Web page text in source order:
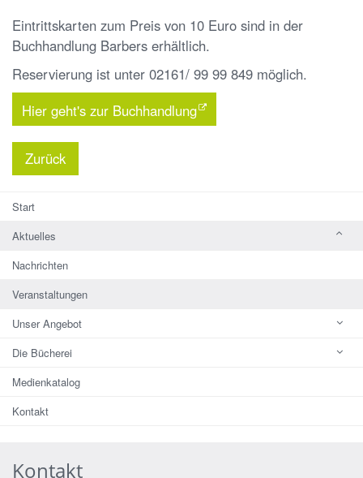
Eintrittskarten zum Preis von 10 Euro sind in der
Buchhandlung Barbers erhältlich.
Reservierung ist unter 02161/ 99 99 849 möglich.
Hier geht's zur Buchhandlung
Zurück
Start
Aktuelles
Nachrichten
Veranstaltungen
Unser Angebot
Die Bücherei
Medienkatalog
Kontakt
Kontakt